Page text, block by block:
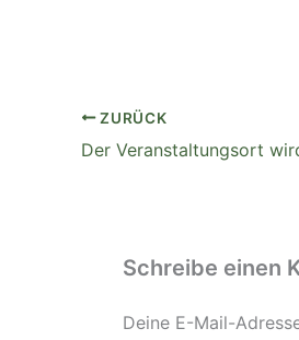
ZURÜCK
Der Veranstaltungsort
Schreibe einen
Deine E-Mail-